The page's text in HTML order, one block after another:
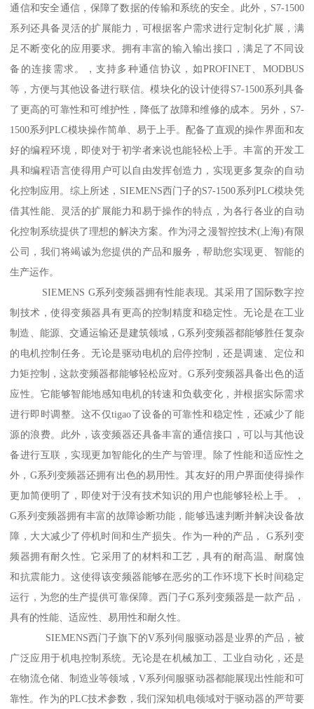
通信和安全通信，保障了数据的传输和系统的安全。此外，S7-1500
系列还具备灵活的扩展能力，可根据客户需求进行定制化扩展，满
足不断变化的应用要求。拥有丰富的输入输出接口，满足了不同设
备的连接需求。，支持多种通信协议，如PROFINET、MODBUS
等，方便与其他设备进行联信。模块化的设计使得S7-1500系列具备
了更高的可靠性和可维护性，降低了故障和维修的成本。另外，S7-
1500系列PLC模块操作简单、易于上手。配备了直观的操作界面和友
好的编程环境，即使对于初学者来说也能轻松上手。丰富的开发工
具和编程语言使得用户可以自由发挥创造力，实现更多复杂的自动
化控制应用。综上所述，SIEMENS西门子的S7-1500系列PLC模块凭
借其性能、灵活的扩展能力和易于操作的特点，为各行各业的自动
化控制系统提供了理想的解决方案。作为浔之漫智控技术(上海)有限
公司，我们将竭诚为您提供的产品和服务，帮助您实现更、智能的
生产运作。
SIEMENS G系列变频器拥有性能表现。其采用了国际数字控
制技术，使得变频器具有更高的控制精度和稳定性。无论是在工业
制造、能源、交通运输还是建筑领域，G系列变频器都能够胜任复杂
的电机控制任务。无论是驱动电机的启停控制，还是调速、定位和
力矩控制，这款变频器都能够轻松应对。G系列变频器具备出色的适
应性。它能够智能地感知电机的转速和负载变化，并根据实际需求
进行即时调整。这不仅tigao了设备的可靠性和稳定性，还减少了能
源的浪费。此外，该变频器还具备丰富的通信接口，可以与其他设
备进行互联，实现更加智能化的生产与管理。除了性能和适应性之
外，G系列变频器还拥有出色的易用性。其友好的用户界面使得操作
更加简便明了，即使对于没有技术知识的用户也能够轻松上手。，
G系列变频器拥有丰富的故障诊断功能，能够迅速判断并解决设备故
障，大大减少了停机时间和生产损失。作为一种的产品， G系列变
频器拥有耐久性。它采用了的材料和工艺，具有的耐高温、耐腐蚀
和抗震能力。这使得该变频器能够在恶劣的工作环境下长时间稳定
运行，为您的生产提供可靠保障。西门子G系列变频器是一款产品，
具有的性能、适应性、易用性和耐久性。
SIEMENS西门子旗下的V系列伺服驱动器是业界的产品，被
广泛应用于机电控制系统。无论是在机械加工、工业自动化，还是
在物流仓储、制造业等领域，V系列伺服驱动器都能展现出性能和可
靠性。作为的PLC技术参数，我们深知机电领域对于驱动器的严苛要